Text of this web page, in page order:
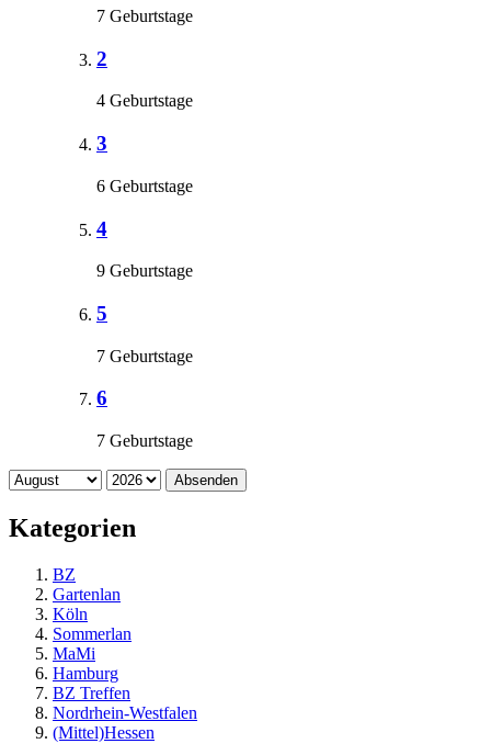
7 Geburtstage
2
4 Geburtstage
3
6 Geburtstage
4
9 Geburtstage
5
7 Geburtstage
6
7 Geburtstage
Absenden
Kategorien
BZ
Gartenlan
Köln
Sommerlan
MaMi
Hamburg
BZ Treffen
Nordrhein-Westfalen
(Mittel)Hessen